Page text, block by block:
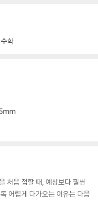
수학
처음 접할 때, 예상보다 훨씬
어렵게 다가오는 이유는 다음